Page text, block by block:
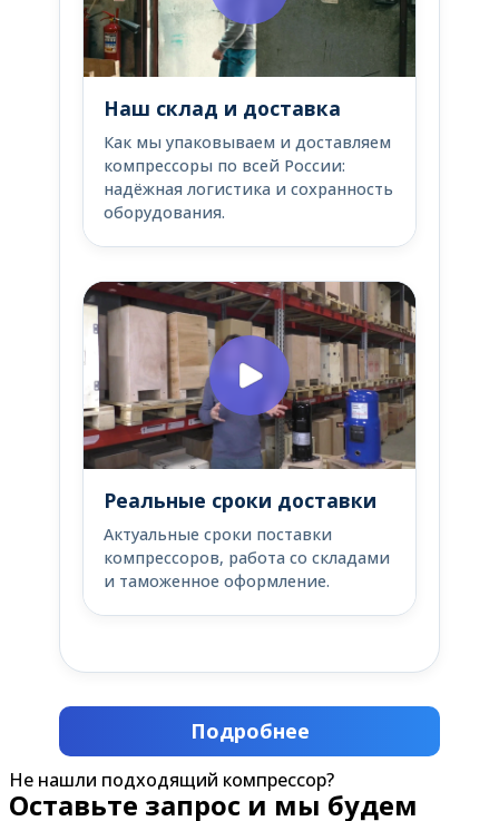
Наш склад и доставка
Как мы упаковываем и доставляем
компрессоры по всей России:
надёжная логистика и сохранность
оборудования.
Реальные сроки доставки
Актуальные сроки поставки
компрессоров, работа со складами
и таможенное оформление.
Подробнее
Не нашли подходящий компрессор?
Оставьте запрос и мы будем